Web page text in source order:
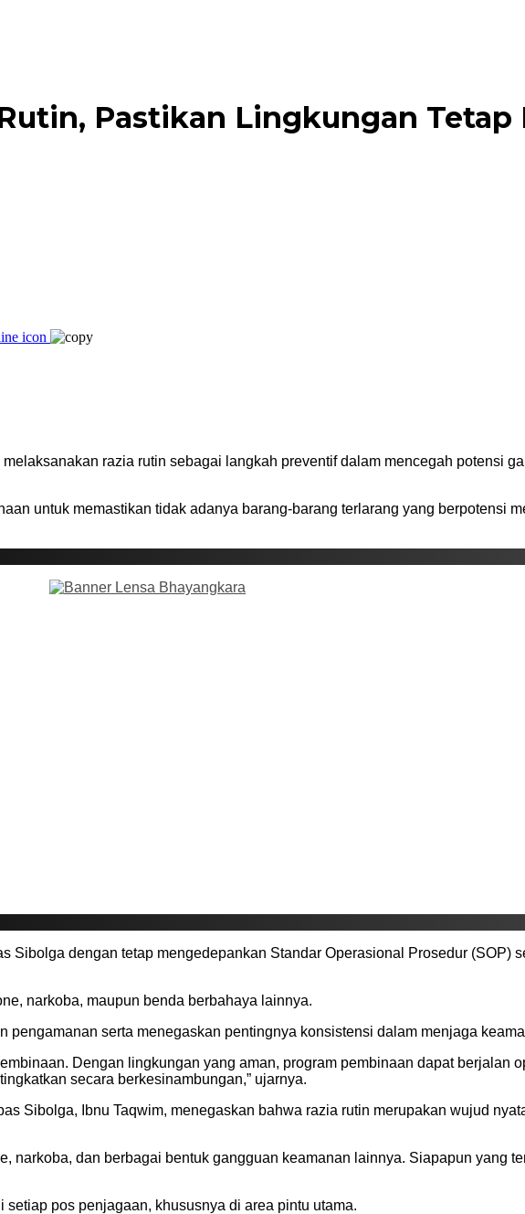
Pastikan Lingkungan
razia rutin sebagai langkah preventif dalam mencegah potensi
untuk memastikan tidak adanya barang-barang terlarang yang berpotensi
Sibolga dengan tetap mengedepankan Standar Operasional Prosedur (SOP)
narkoba, maupun benda berbahaya lainnya.
serta menegaskan pentingnya konsistensi dalam menjaga
Dengan lingkungan yang aman, program pembinaan dapat berjalan
secara berkesinambungan,” ujarnya.
Sibolga, Ibnu Taqwim, menegaskan bahwa razia rutin merupakan wujud
narkoba, dan berbagai bentuk gangguan keamanan lainnya. Siapapun yang
pos penjagaan, khususnya di area pintu utama.